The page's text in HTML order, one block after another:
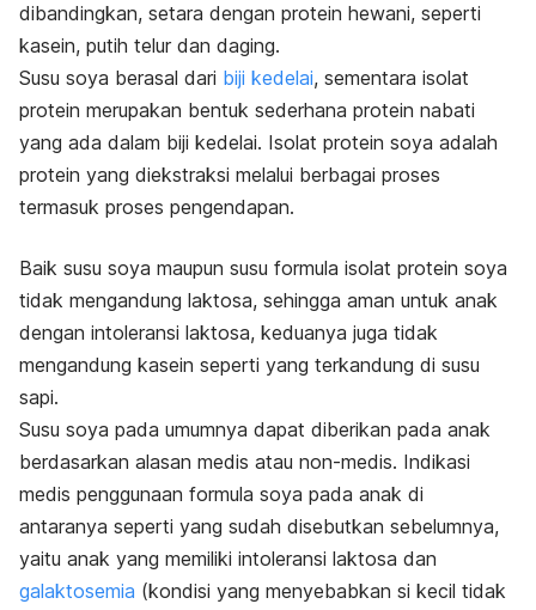
dibandingkan, setara dengan protein hewani, seperti
kasein, putih telur dan daging.
Susu soya berasal dari biji kedelai, sementara isolat
protein merupakan bentuk sederhana protein nabati
yang ada dalam biji kedelai. Isolat protein soya adalah
protein yang diekstraksi melalui berbagai proses
termasuk proses pengendapan.
Baik susu soya maupun susu formula isolat protein soya
tidak mengandung laktosa, sehingga aman untuk anak
dengan intoleransi laktosa, keduanya juga tidak
mengandung kasein seperti yang terkandung di susu
sapi.
Susu soya pada umumnya dapat diberikan pada anak
berdasarkan alasan medis atau non-medis. Indikasi
medis penggunaan formula soya pada anak di
antaranya seperti yang sudah disebutkan sebelumnya,
yaitu anak yang memiliki intoleransi laktosa dan
galaktosemia (kondisi yang menyebabkan si kecil tidak